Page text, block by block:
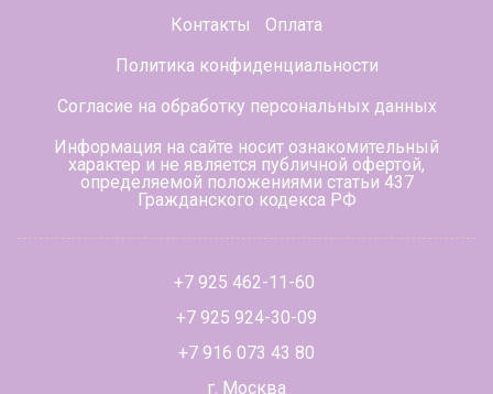
Контакты
Оплата
Политика конфиденциальности
Согласие на обработку персональных данных
Информация на сайте носит ознакомительный
характер и не является публичной офертой,
определяемой положениями статьи 437
Гражданского кодекса РФ
+7 925 462-11-60
+7 925 924-30-09
+7 916 073 43 80
г. Москва